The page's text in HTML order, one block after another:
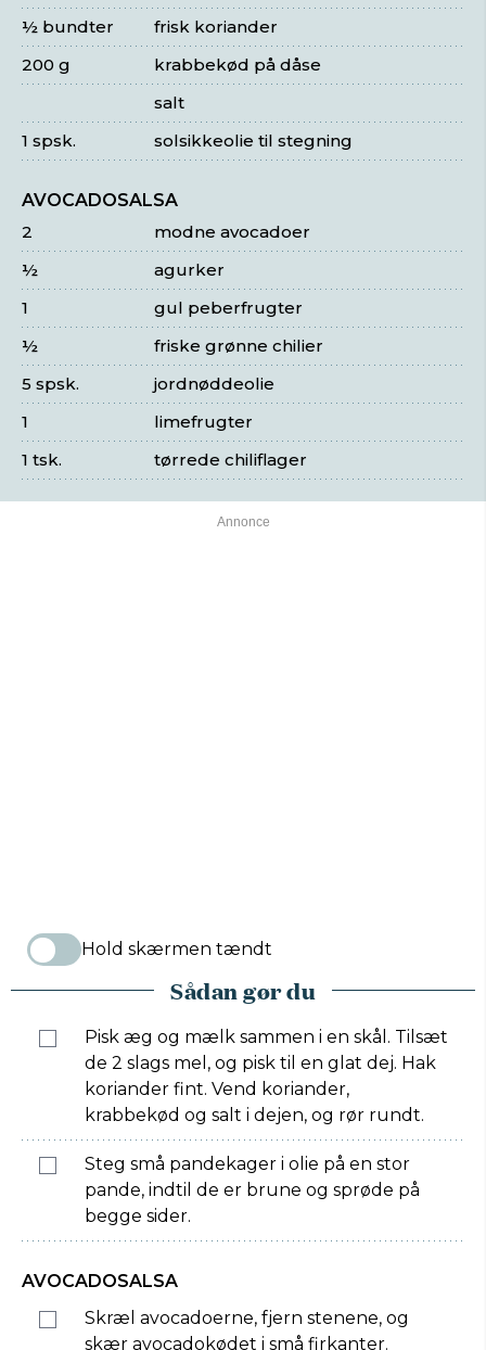
frisk koriander
½ bundter
krabbekød på dåse
200 g
salt
solsikkeolie til stegning
1 spsk.
AVOCADOSALSA
modne avocadoer
2
agurker
½
gul peberfrugter
1
friske grønne chilier
½
jordnøddeolie
5 spsk.
limefrugter
1
tørrede chiliflager
1 tsk.
Hold skærmen tændt
Sådan gør du
Pisk æg og mælk sammen i en skål. Tilsæt
de 2 slags mel, og pisk til en glat dej. Hak
koriander fint. Vend koriander,
krabbekød og salt i dejen, og rør rundt.
Steg små pandekager i olie på en stor
pande, indtil de er brune og sprøde på
begge sider.
AVOCADOSALSA
Skræl avocadoerne, fjern stenene, og
skær avocadokødet i små firkanter.